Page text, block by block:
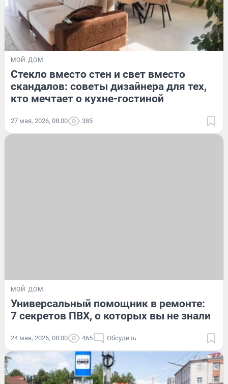
МОЙ ДОМ
Стекло вместо стен и свет вместо
скандалов: советы дизайнера для тех,
кто мечтает о кухне-гостиной
27 мая, 2026, 08:00 385
МОЙ ДОМ
Универсальный помощник в ремонте:
7 секретов ПВХ, о которых вы не знали
24 мая, 2026, 08:00 465 Обсудить